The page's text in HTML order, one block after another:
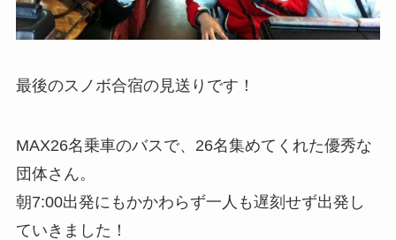
最後のスノボ合宿の見送りです！
MAX26名乗車のバスで、26名集めてくれた優秀な
団体さん。
朝7:00出発にもかかわらず一人も遅刻せず出発し
ていきました！